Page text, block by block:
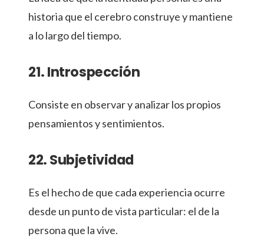
historia que el cerebro construye y mantiene
a lo largo del tiempo.
21. Introspección
Consiste en observar y analizar los propios
pensamientos y sentimientos.
22. Subjetividad
Es el hecho de que cada experiencia ocurre
desde un punto de vista particular: el de la
persona que la vive.